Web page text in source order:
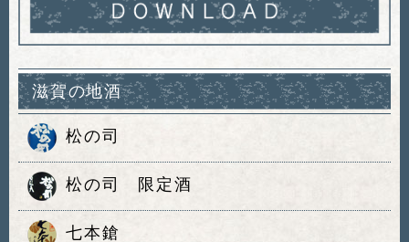
滋賀の地酒
松の司
松の司 限定酒
七本鎗